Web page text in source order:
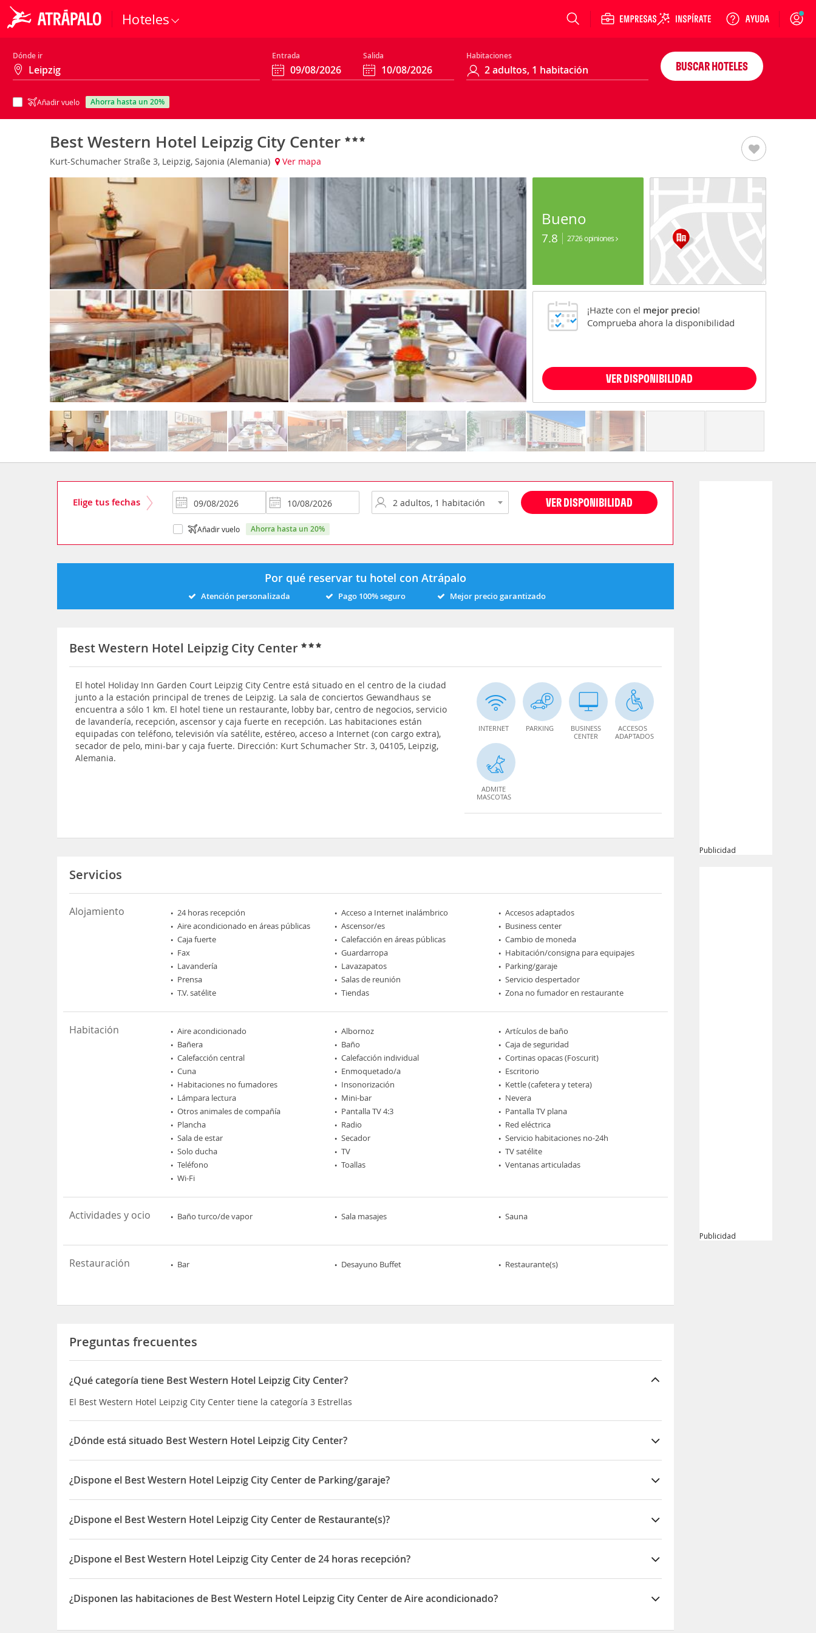
Hoteles Login
Dónde ir Entrada Salida Habitaciones
Añadir vuelo ahorra hasta un 20%
BUSCAR HOTELES
Best Western Hotel Leipzig City Center
Kurt-Schumacher Straße 3, Leipzig, Sajonia (Alemania) Ver mapa
Bueno
7.8 2726 opiniones
¡Hazte con el mejor precio!
Comprueba ahora la disponibilidad
VER DISPONIBILIDAD
Elige tus fechas VER DISPONIBILIDAD
Añadir vuelo ahorra hasta un 20%
Por qué reservar tu hotel con Atrápalo
Atención personalizada Pago 100% seguro Mejor precio garantizado
Best Western Hotel Leipzig City Center
El hotel Holiday Inn Garden Court Leipzig City Centre está situado en el centro de la ciudad
junto a la estación principal de trenes de Leipzig. La sala de conciertos Gewandhaus se
encuentra a sólo 1 km. El hotel tiene un restaurante, lobby bar, centro de negocios, servicio
de lavandería, recepción, ascensor y caja fuerte en recepción. Las habitaciones están
equipadas con teléfono, televisión vía satélite, estéreo, acceso a Internet (con cargo extra),
secador de pelo, mini-bar y caja fuerte. Dirección: Kurt Schumacher Str. 3, 04105, Leipzig,
Alemania.
INTERNET PARKING
BUSINESS
CENTER
ACCESOS
ADAPTADOS
ADMITE
MASCOTAS
Servicios
Alojamiento 24 horas recepción Acceso a Internet inalámbrico
Accesos adaptados
Aire acondicionado en áreas públicas
Ascensor/es
Business center
Caja fuerte
Calefacción en áreas públicas
Cambio de moneda
Fax
Guardarropa
Habitación/consigna para equipajes
Lavandería
Lavazapatos
Parking/garaje
Prensa
Salas de reunión
Servicio despertador
T.V. satélite
Tiendas Zona no fumador en restaurante
Habitación Aire acondicionado Albornoz
Artículos de baño
Bañera
Baño
Caja de seguridad
Calefacción central
Calefacción individual
Cortinas opacas (Foscurit)
Cuna
Enmoquetado/a
Escritorio
Habitaciones no fumadores
Insonorización
Kettle (cafetera y tetera)
Lámpara lectura
Mini-bar
Nevera
Otros animales de compañía
Pantalla TV 4:3
Pantalla TV plana
Plancha
Radio
Red eléctrica
Sala de estar
Secador
Servicio habitaciones no-24h
Solo ducha
TV
TV satélite
Teléfono
Toallas
Ventanas articuladas
Wi-Fi
Actividades y ocio Baño turco/de vapor Sala masajes Sauna
Restauración Bar Desayuno Buffet Restaurante(s)
Preguntas frecuentes
¿Qué categoría tiene Best Western Hotel Leipzig City Center?
El Best Western Hotel Leipzig City Center tiene la categoría 3 Estrellas
¿Dónde está situado Best Western Hotel Leipzig City Center?
El Best Western Hotel Leipzig City Center está situado en Kurt-Schumacher Straße 3
¿Dispone el Best Western Hotel Leipzig City Center de Parking/garaje?
Sí, el Best Western Hotel Leipzig City Center dispone de Parking/garaje
¿Dispone el Best Western Hotel Leipzig City Center de Restaurante(s)?
Sí, el Best Western Hotel Leipzig City Center dispone de Restaurante(s)
¿Dispone el Best Western Hotel Leipzig City Center de 24 horas recepción?
Sí, el Best Western Hotel Leipzig City Center dispone de 24 horas recepción
¿Disponen las habitaciones de Best Western Hotel Leipzig City Center de Aire acondicionado?
Publicidad
Publicidad